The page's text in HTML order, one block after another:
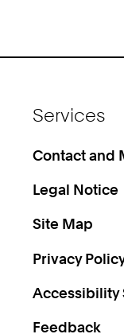
Services
Contact and
Legal Notice
Site Map
Privacy
Accessibility
Feedback